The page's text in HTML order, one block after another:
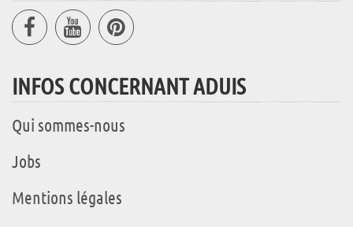
INFOS CONCERNANT ADUIS
Qui sommes-nous
Jobs
Mentions légales